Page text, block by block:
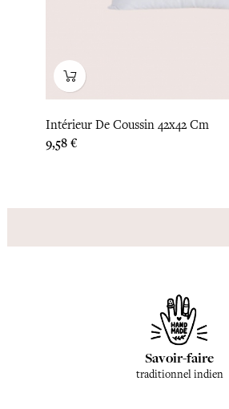
Intérieur De Coussin 42x42 Cm
Prix
9,58 €
Savoir-faire
traditionnel indien